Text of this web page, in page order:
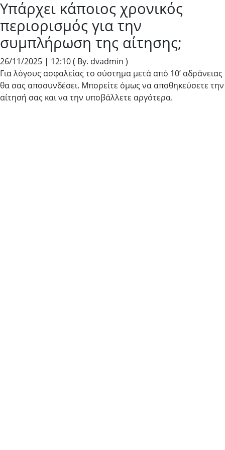
Υπάρχει κάποιος χρονικός
περιορισμός για την
συμπλήρωση της αίτησης;
26/11/2025 | 12:10( By. dvadmin )
Για λόγους ασφαλείας το σύστημα μετά από 10’ αδράνειας
θα σας αποσυνδέσει. Μπορείτε όμως να αποθηκεύσετε την
αίτησή σας και να την υποβάλλετε αργότερα.